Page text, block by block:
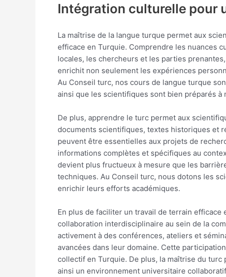
Intégration culturelle pour
La maîtrise de la langue turque permet aux
efficace en Turquie. Comprendre les nuances
locales, les chercheurs et les parties
enrichit non seulement les expériences
Au Conseil turc, nos cours de langue turque
ainsi que les scientifiques sont bien préparés
De plus, apprendre le turc permet aux
documents scientifiques, textes historiques et
peuvent être essentielles aux projets de
informations complètes et spécifiques au
devient plus fructueux à mesure que les
techniques. Au Conseil turc, nous dotons les
enrichir leurs efforts académiques.
En plus de faciliter un travail de terrain efficace
collaboration interdisciplinaire au sein de la
activement à des conférences, ateliers et
avancées dans leur domaine. Cette
collectif en Turquie. De plus, la maîtrise du
ainsi un environnement universitaire